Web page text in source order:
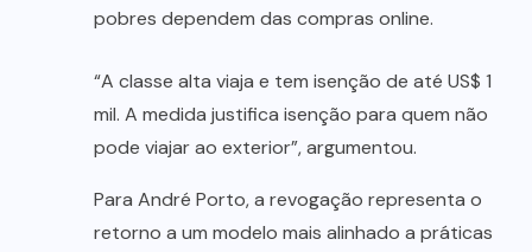
pobres dependem das compras online.
“A classe alta viaja e tem isenção de até US$ 1
mil. A medida justifica isenção para quem não
pode viajar ao exterior”, argumentou.
Para André Porto, a revogação representa o
retorno a um modelo mais alinhado a práticas